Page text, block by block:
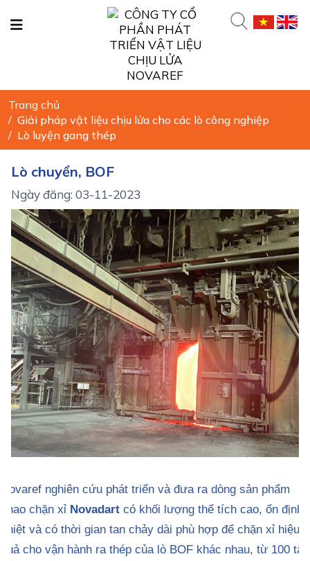
Trang chủ
/ Giải pháp vật liệu chịu lửa cho các lò công nghiệp
/ Lò luyện gang thép
Lò chuyển, BOF
Ngày đăng: 03-11-2023
Novaref nghiên cứu phát triển và đưa ra dòng sản phẩm
phao chặn xỉ Novadart có khối lượng thể tích cao, ổn định
nhiệt và có thời gian tan chảy dài phù hợp để chặn xỉ hiệu
quả cho vận hành ra thép của lò BOF khác nhau, từ 100 tấn